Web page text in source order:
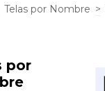
Telas por Nombre >
por